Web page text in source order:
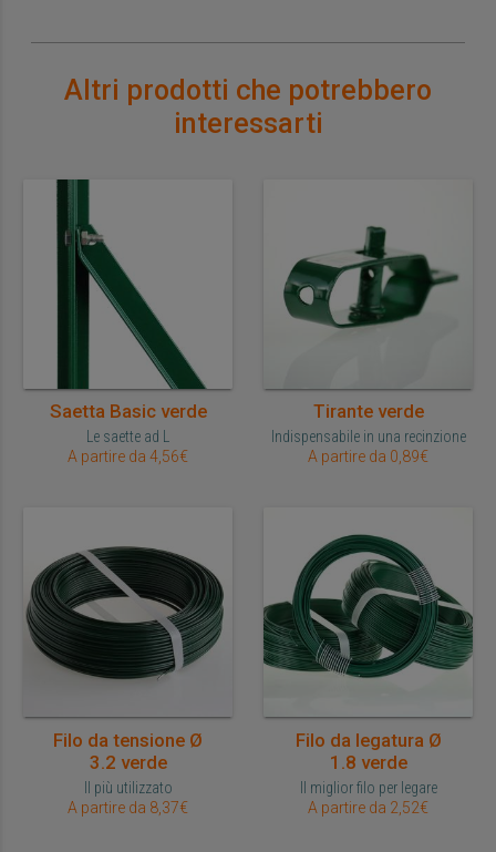
Altri prodotti che potrebbero
interessarti
Saetta Basic verde
Le saette ad L
A partire da 4,56€
Tirante verde
Indispensabile in una recinzione
A partire da 0,89€
Filo da tensione Ø
3.2 verde
Il più utilizzato
A partire da 8,37€
Filo da legatura Ø
1.8 verde
Il miglior filo per legare
A partire da 2,52€